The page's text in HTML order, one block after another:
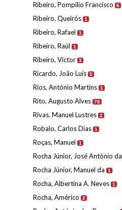
Ribeiro, Pompílio Francisco 6
Ribeiro, Queirós 1
Ribeiro, Rafael 1
Ribeiro, Raúl 1
Ribeiro, Victor 3
Ricardo, João Luís 5
Rios, António Martins 1
Rito, Augusto Alves 76
Rivas, Manuel Lustres 2
Robalo, Carlos Dias 1
Roças, Manuel 1
Rocha Júnior, José António da
Rocha Júnior, Manuel da 1
Rocha, Albertina A. Neves 1
Rocha, Américo 2